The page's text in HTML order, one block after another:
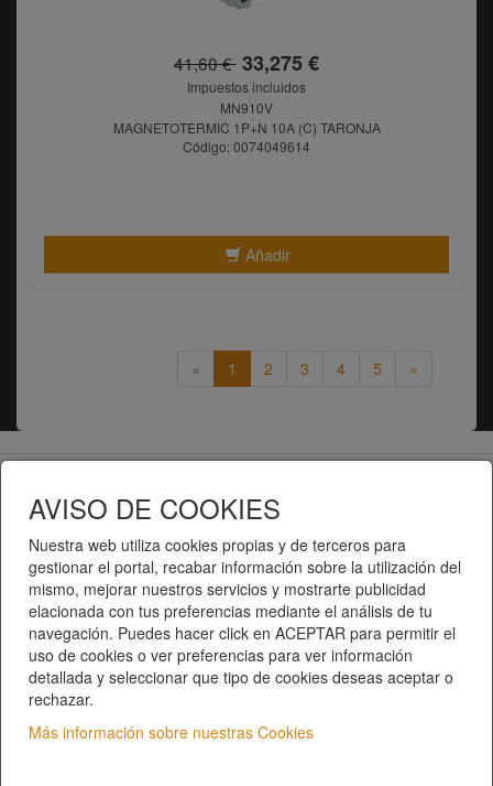
AVISO DE COOKIES
Nuestra web utiliza cookies propias y de terceros para
gestionar el portal, recabar información sobre la utilización del
mismo, mejorar nuestros servicios y mostrarte publicidad
elacionada con tus preferencias mediante el análisis de tu
navegación. Puedes hacer click en ACEPTAR para permitir el
uso de cookies o ver preferencias para ver información
detallada y seleccionar que tipo de cookies deseas aceptar o
rechazar.
Más información sobre nuestras Cookies
41,60 € 33,275 €
Impuestos incluidos
MN910V
MAGNETOTERMIC 1P+N 10A (C) TARONJA
Código: 0074049614
Añadir
« 1 2 3 4 5 »
Telematel S.L.
Inici
Qui som?|Contacte |Privacitat|